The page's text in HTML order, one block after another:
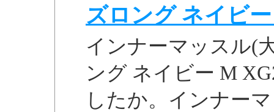
ズロング ネイビ
インナーマッスル(
ング ネイビー M
したか。インナー